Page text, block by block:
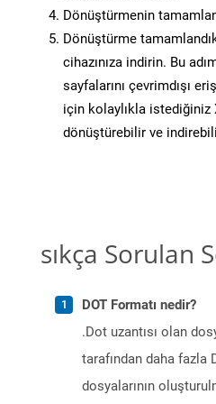
Dönüştürmenin
Dönüştürme
cihazınıza indirin. Bu
sayfalarını çevrimdışı
için kolaylıkla istediğiniz
dönüştürebilir ve
sıkça Sorulan
DOT Formatı nedir?
.Dot uzantısı olan
tarafından daha fazla
dosyalarının